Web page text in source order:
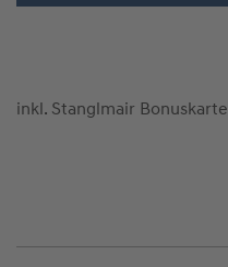
inkl. Stanglmair Bonuskarte